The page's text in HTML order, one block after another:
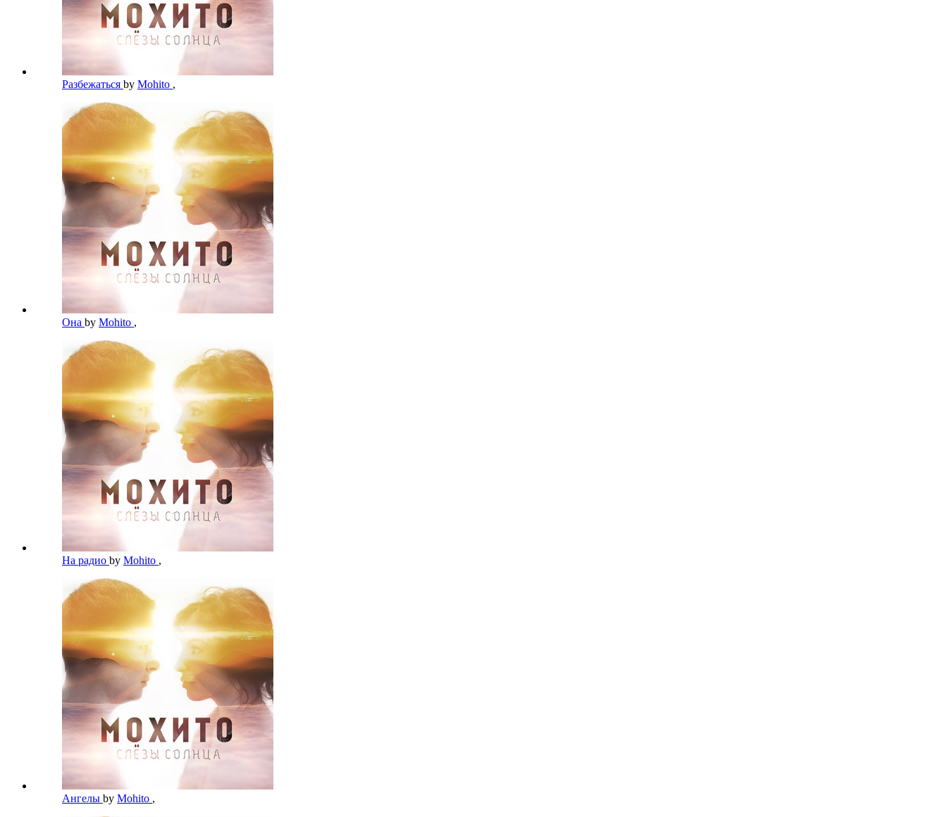
Разбежаться by Mohito ,
Она by Mohito ,
На радио by Mohito ,
Ангелы by Mohito ,